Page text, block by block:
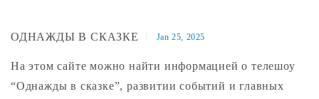
ОДНАЖДЫ В СКАЗКЕ Jan 25, 2025
На этом сайте можно найти информацией о телешоу
“Однажды в сказке”, развитии событий и главных